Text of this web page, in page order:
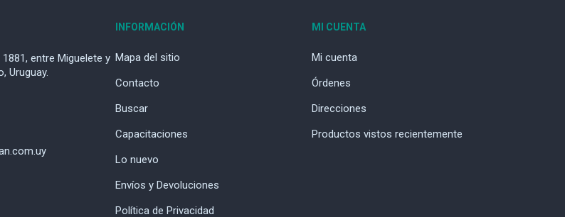
entre Miguelete y
Uruguay.
INFORMACIÓN
Mapa del sitio
Contacto
Buscar
Capacitaciones
Lo nuevo
Envíos y Devoluciones
Política de Privacidad
MI CUENTA
Mi cuenta
Órdenes
Direcciones
Productos vistos recientemente